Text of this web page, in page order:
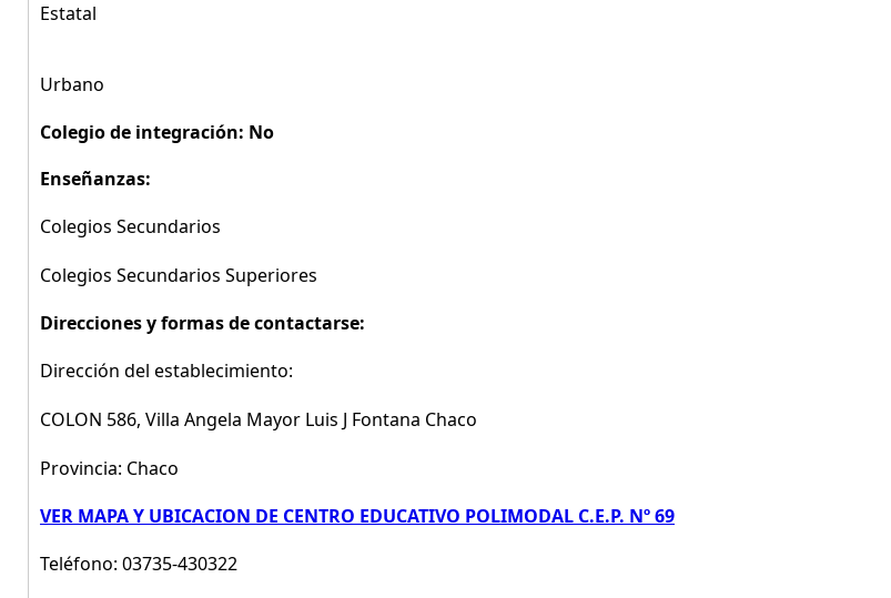
Estatal
Urbano
Colegio de integración: No
Enseñanzas:
Colegios Secundarios
Colegios Secundarios Superiores
Direcciones y formas de contactarse:
Dirección del establecimiento:
COLON 586, Villa Angela Mayor Luis J Fontana Chaco
Provincia: Chaco
VER MAPA Y UBICACION DE CENTRO EDUCATIVO POLIMODAL C.E.P. Nº 69
Teléfono: 03735-430322